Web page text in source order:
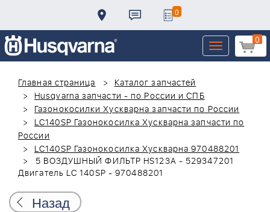
0
0
Toggle
navigation
Главная страница
Каталог запчастей
Husqvarna запчасти - по России и СПБ
Газонокосилки Хускварна запчасти по России
LC140SP Газонокосилка Хускварна запчасти по
России
LC140SP Газонокосилка Хускварна 970488201
5 ВОЗДУШНЫЙ ФИЛЬТР HS123A - 529347201
Двигатель LC 140SP - 970488201
Назад